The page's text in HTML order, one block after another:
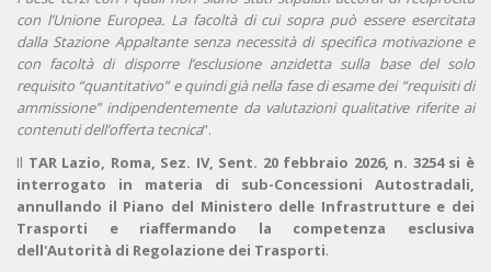
con l’Unione Europea. La facoltà di cui sopra può essere esercitata
dalla Stazione Appaltante senza necessità di specifica motivazione e
con facoltà di disporre l’esclusione anzidetta sulla base del solo
requisito “quantitativo” e quindi già nella fase di esame dei “requisiti di
ammissione” indipendentemente da valutazioni qualitative riferite ai
contenuti dell’offerta tecnica”.
Il TAR Lazio, Roma, Sez. IV, Sent. 20 febbraio 2026, n. 3254 si è
interrogato in materia di sub-Concessioni Autostradali,
annullando il Piano del Ministero delle Infrastrutture e dei
Trasporti e riaffermando la competenza esclusiva
dell'Autorità di Regolazione dei Trasporti.